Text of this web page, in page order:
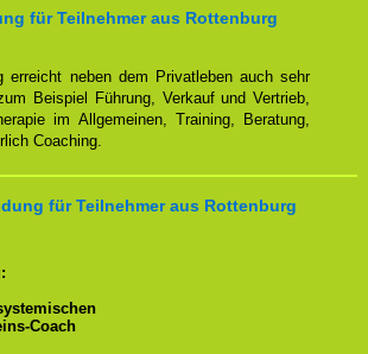
für Teilnehmer aus Rottenburg
erreicht neben dem Privatleben auch sehr
Beispiel Führung, Verkauf und Vertrieb,
im Allgemeinen, Training, Beratung,
Coaching.
für Teilnehmer aus Rottenburg
Coach